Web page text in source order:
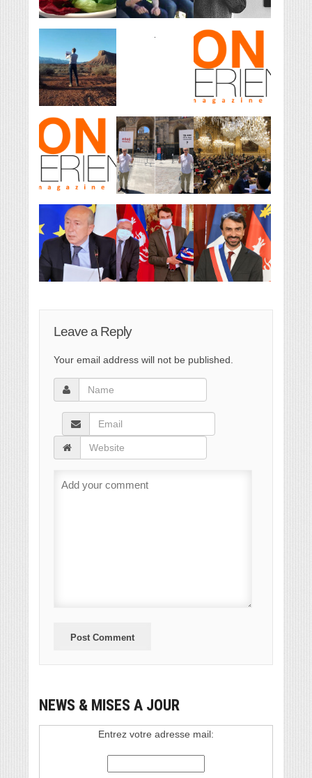
Leave a Reply
Your email address will not be published.
NEWS & MISES A JOUR
Entrez votre adresse mail: